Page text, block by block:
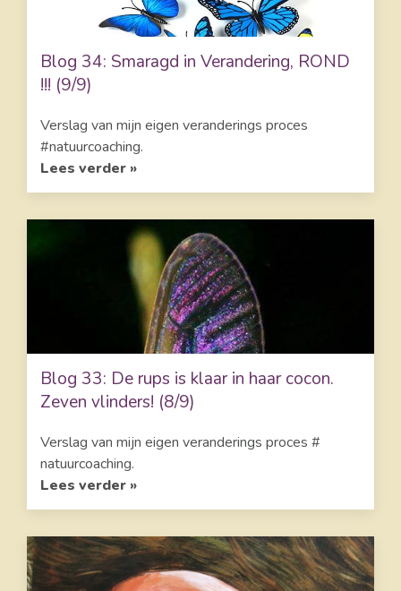
Blog 34: Smaragd in Verandering, ROND
!!! (9/9)
Verslag van mijn eigen veranderings proces
#natuurcoaching.
Lees verder »
Blog 33: De rups is klaar in haar cocon.
Zeven vlinders! (8/9)
Verslag van mijn eigen veranderings proces #
natuurcoaching.
Lees verder »